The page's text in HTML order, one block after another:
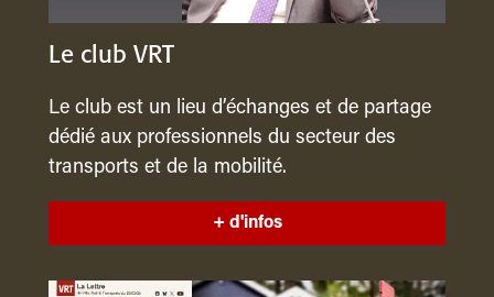
Le club VRT
Le club est un lieu d’échanges et de partage
dédié aux professionnels du secteur des
transports et de la mobilité.
+ d'infos